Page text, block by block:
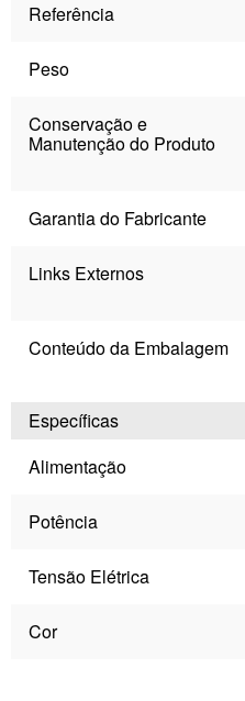
Referência
Peso
Conservação e
Manutenção do Produto
Garantia do Fabricante
Links Externos
Conteúdo da Embalagem
Específicas
Alimentação
Potência
Tensão Elétrica
Cor